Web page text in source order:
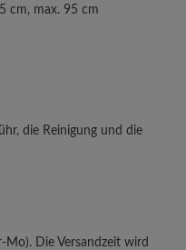
cm, max. 95 cm
die Reinigung und die
Mo). Die Versandzeit wird